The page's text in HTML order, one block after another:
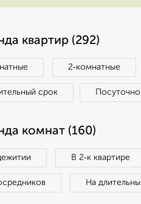
квартир (292)
2‑комнатные
срок Посуточно
комнат (160)
В 2‑к квартире
На